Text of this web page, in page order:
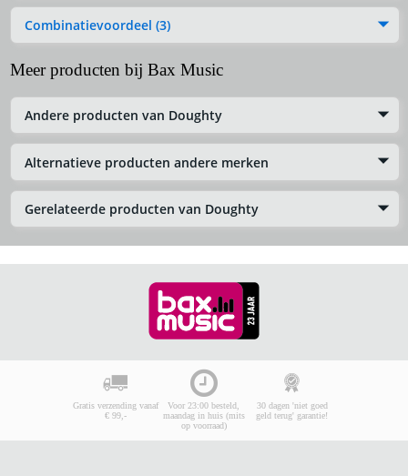
Combinatievoordeel (3)
Meer producten bij Bax Music
Andere producten van Doughty
Alternatieve producten andere merken
Gerelateerde producten van Doughty
Gratis verzending vanaf
€ 99,-
Voor 23:00 besteld,
maandag in huis (mits
op voorraad)
30 dagen 'niet goed
geld terug' garantie!